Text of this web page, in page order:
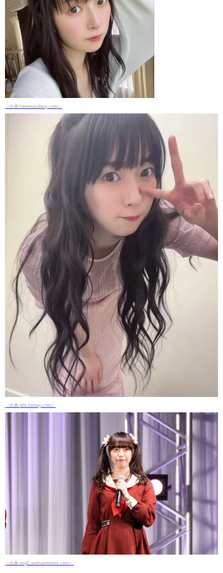
（出典 haremarublog.com）
（出典 pbs.twimg.com）
（出典 img2.animatetimes.com）